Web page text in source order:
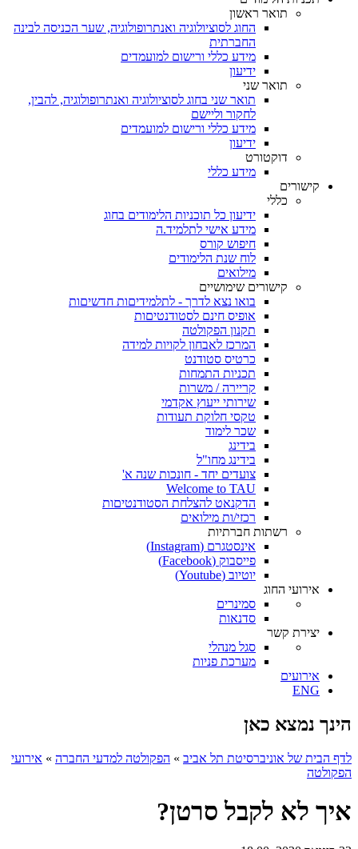
תואר ראשון
החוג לסוציולוגיה ואנתרופולוגיה, שער הכניסה לבינה
החברתית
מידע כללי ורישום למועמדים
ידיעון
תואר שני
תואר שני בחוג לסוציולוגיה ואנתרופולוגיה, להבין,
לחקור וליישם
מידע כללי ורישום למועמדים
ידיעון
דוקטורט
מידע כללי
קישורים
כללי
ידיעון כל תוכניות הלימודים בחוג
מידע אישי לתלמיד.ה
חיפוש קורס
לוח שנת הלימודים
מילואים
קישורים שימושיים
בואו נצא לדרך - לתלמידיםות חדשיםות
אופיס חינם לסטודנטיםות
תקנון הפקולטה
המרכז לאבחון לקויות למידה
כרטיס סטודנט
תכניות התמחות
קריירה / משרות
שירותי ייעוץ אקדמי
טקסי חלוקת תעודות
שכר לימוד
בידינג
בידינג מחו"ל
צועדים יחד - חונכות שנה א'
Welcome to TAU
הדקנאט להצלחת הסטודנטיםות
רכזי/ות מילואים
רשתות חברתיות
אינסטגרם (Instagram)
פייסבוק (Facebook)
יוטיוב (Youtube)
אירועי החוג
סמינרים
סדנאות
יצירת קשר
סגל מנהלי
מערכת פניות
אירועים
ENG
הינך נמצא כאן
לדף הבית של אוניברסיטת תל אביב » הפקולטה למדעי החברה » אירועי
הפקולטה
איך לא לקבל סרטן?